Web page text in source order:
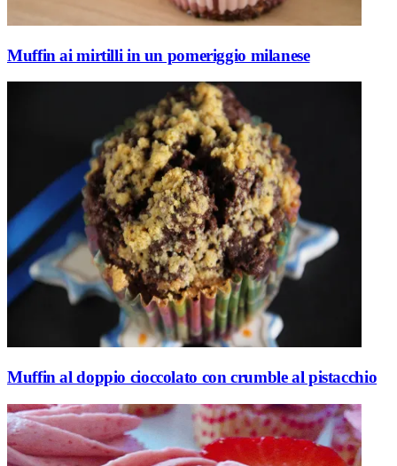
Muffin ai mirtilli in un pomeriggio milanese
Muffin al doppio cioccolato con crumble al pistacchio